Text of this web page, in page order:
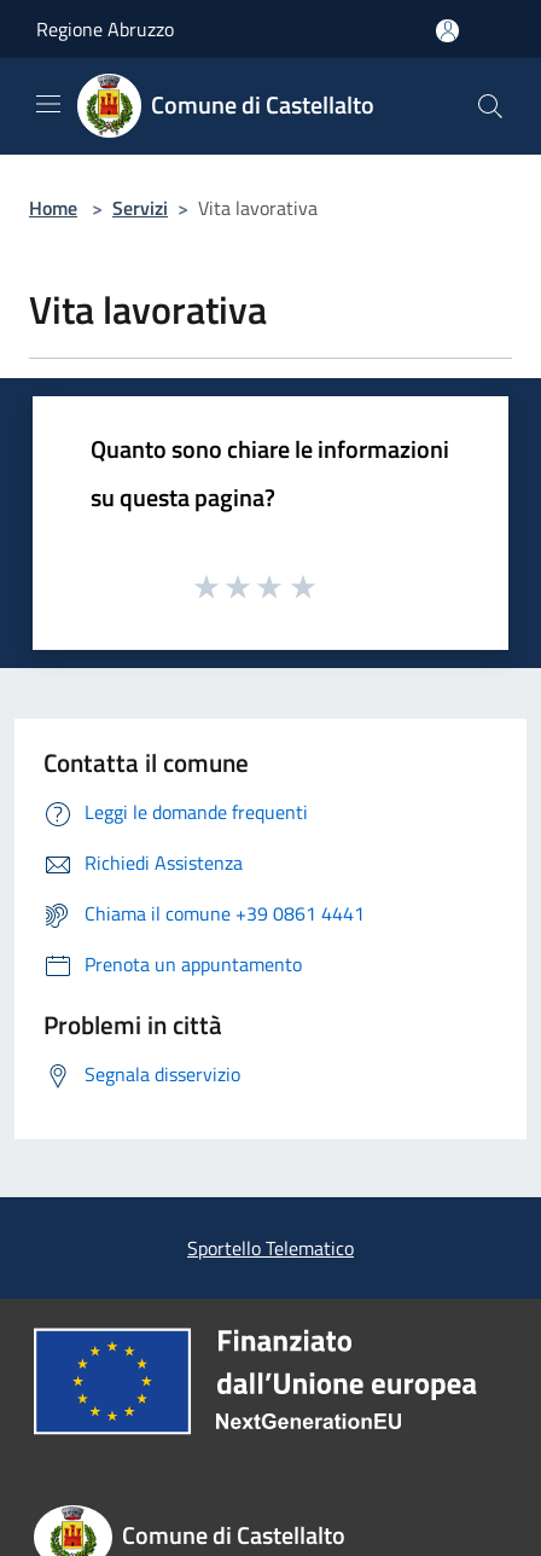
Regione Abruzzo
Comune di Castellalto
Home > Servizi > Vita lavorativa
Vita lavorativa
Quanto sono chiare le informazioni
su questa pagina?
Contatta il comune
Leggi le domande frequenti
Richiedi Assistenza
Chiama il comune +39 0861 4441
Prenota un appuntamento
Problemi in città
Segnala disservizio
Sportello Telematico
Comune di Castellalto